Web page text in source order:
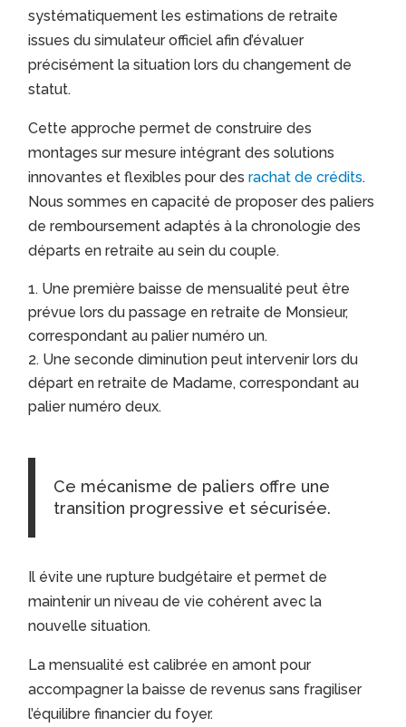
systématiquement les estimations de retraite
issues du simulateur officiel afin d’évaluer
précisément la situation lors du changement de
statut.
Cette approche permet de construire des
montages sur mesure intégrant des solutions
innovantes et flexibles pour desrachat de crédits.
Nous sommes en capacité de proposer des paliers
de remboursement adaptés à la chronologie des
départs en retraite au sein du couple.
Une première baisse de mensualité peut être
prévue lors du passage en retraite de Monsieur,
correspondant au palier numéro un.
Une seconde diminution peut intervenir lors du
départ en retraite de Madame, correspondant au
palier numéro deux.
Ce mécanisme de paliers offre une
transition progressive et sécurisée.
Il évite une rupture budgétaire et permet de
maintenir un niveau de vie cohérent avec la
nouvelle situation.
La mensualité est calibrée en amont pour
accompagner la baisse de revenus sans fragiliser
l’équilibre financier du foyer.